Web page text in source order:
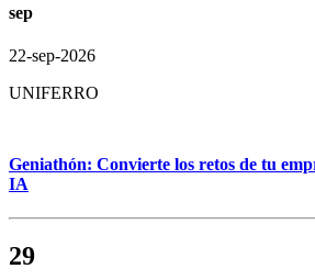
sep
22-sep-2026
UNIFERRO
Geniathón: Convierte los retos de tu
IA
29